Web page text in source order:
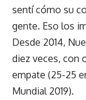
sentí cómo su
gente. Eso los
Desde 2014,
diez veces, con
empate (25-25
Mundial 2019).